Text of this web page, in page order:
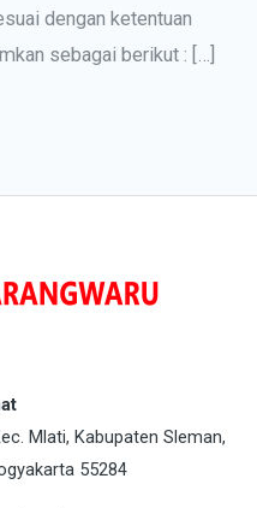
dengan ketentuan
sebagai berikut : […]
Mlati, Kabupaten Sleman,
55284